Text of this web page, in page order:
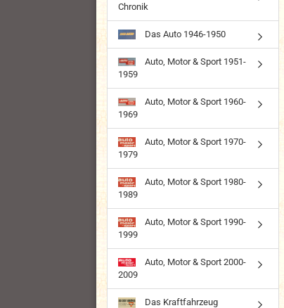
Chronik
Das Auto 1946-1950
Auto, Motor & Sport 1951-
1959
Auto, Motor & Sport 1960-
1969
Auto, Motor & Sport 1970-
1979
Auto, Motor & Sport 1980-
1989
Auto, Motor & Sport 1990-
1999
Auto, Motor & Sport 2000-
2009
Das Kraftfahrzeug